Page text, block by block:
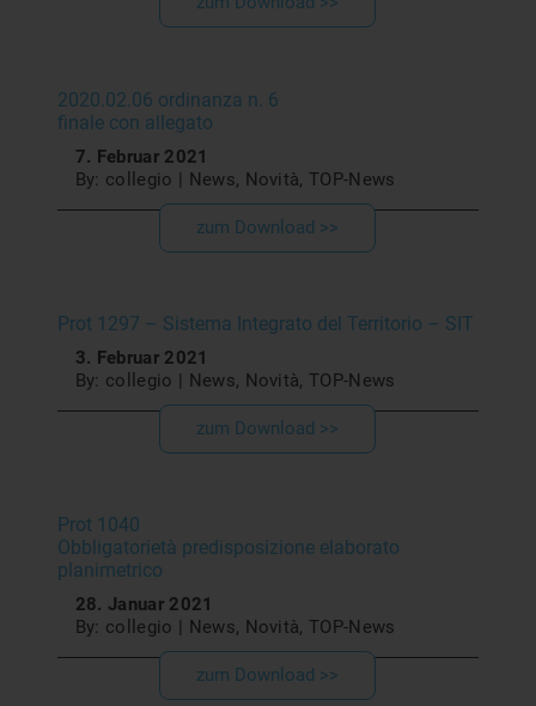
2020.02.06 ordinanza n. 6
finale con allegato
7. Februar 2021
By: collegio | News, Novità, TOP-News
zum Download >>
Prot 1297 – Sistema Integrato del Territorio – SIT
3. Februar 2021
By: collegio | News, Novità, TOP-News
zum Download >>
Prot 1040
Obbligatorietà predisposizione elaborato
planimetrico
28. Januar 2021
By: collegio | News, Novità, TOP-News
zum Download >>